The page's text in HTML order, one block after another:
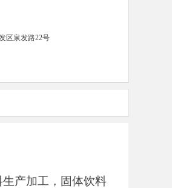
区泉发路22号
生产加工，固体饮料